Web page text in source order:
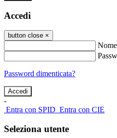
Accedi
button close ×
Password dimenticata?
-
Entra con SPID Entra con CIE
Seleziona utente